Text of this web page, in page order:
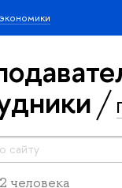
человека